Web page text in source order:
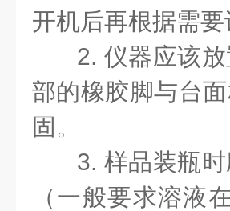
开机后再根据需要
2. 仪器应该
部的橡胶脚与台
固。
3. 样品装瓶
（一般要求溶液